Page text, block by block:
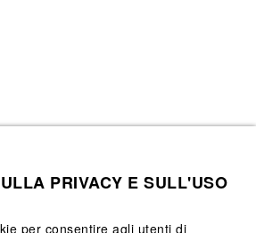
PRIVACY E SULL'USO
per consentire agli utenti di